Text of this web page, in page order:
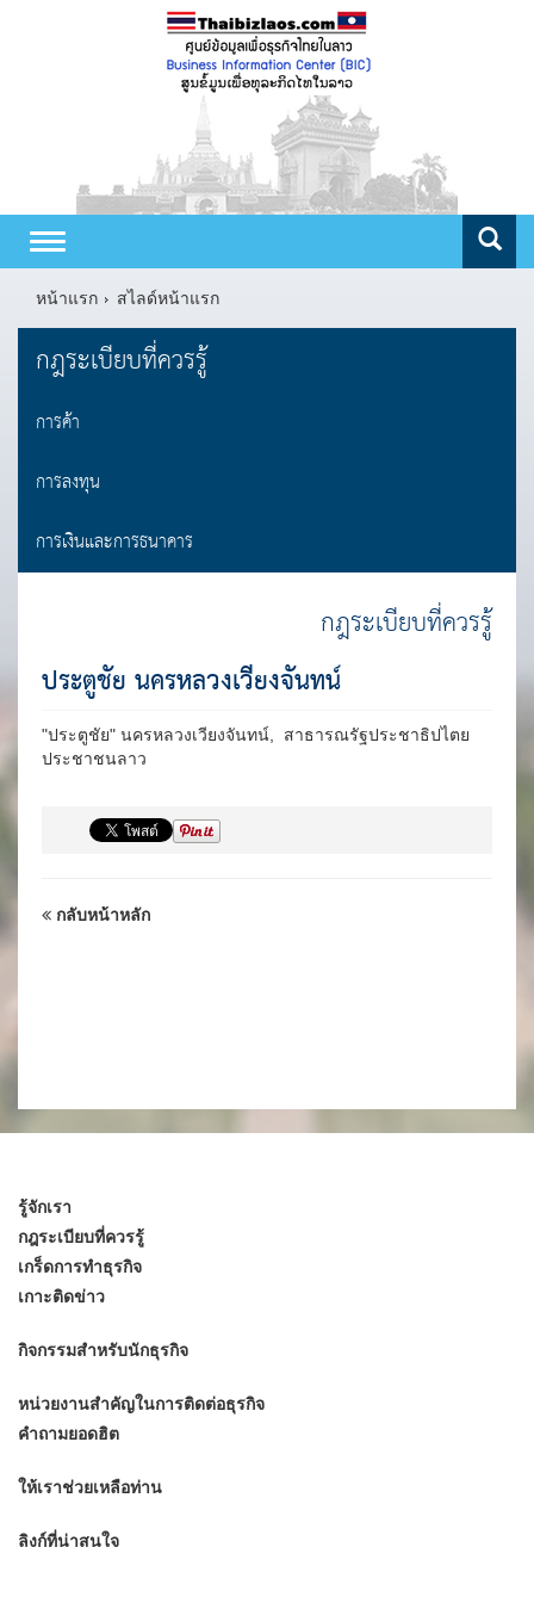
Toggle
navigation
หน้าแรก
สไลด์หน้าแรก
กฎระเบียบที่ควรรู้
การค้า
การลงทุน
การเงินและการธนาคาร
กฎระเบียบที่ควรรู้
ประตูชัย นครหลวงเวียงจันทน์
"ประตูชัย" นครหลวงเวียงจันทน์, สาธารณรัฐประชาธิปไตย
ประชาชนลาว
กลับหน้าหลัก
รู้จักเรา
กฎระเบียบที่ควรรู้
เกร็ดการทำธุรกิจ
เกาะติดข่าว
กิจกรรมสำหรับนักธุรกิจ
หน่วยงานสำคัญในการติดต่อธุรกิจ
คำถามยอดฮิต
ให้เราช่วยเหลือท่าน
ลิงก์ที่น่าสนใจ